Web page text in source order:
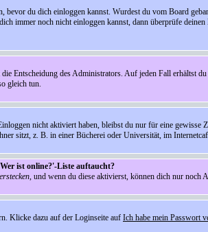
du dich einloggen kannst. Wurdest du vom Board
immer noch nicht einloggen kannst, dann überprüfe
Entscheidung des Administrators. Auf jeden Fall
gleich tun.
nicht aktiviert haben, bleibst du nur für eine
sitzt, z. B. in einer Bücherei oder Universität, im
ist online?'-Liste auftaucht?
, und wenn du diese aktivierst, können dich nur noch
Klicke dazu auf der Loginseite auf Ich habe mein Passwort